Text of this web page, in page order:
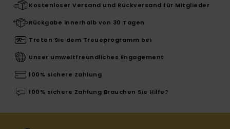
Kostenloser Versand und Rückversand für Mitglieder
Rückgabe innerhalb von 30 Tagen
Treten Sie dem Treueprogramm bei
Unser umweltfreundliches Engagement
100% sichere Zahlung
100% sichere Zahlung Brauchen Sie Hilfe?